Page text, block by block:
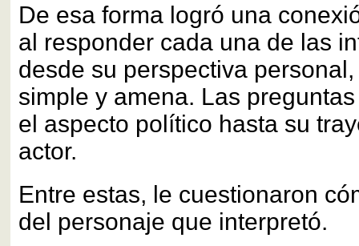
De esa forma logró una
al responder cada una de las
desde su perspectiva
simple y amena. Las
el aspecto político hasta su
actor.
Entre estas, le cuestionaron
del personaje que interpretó.